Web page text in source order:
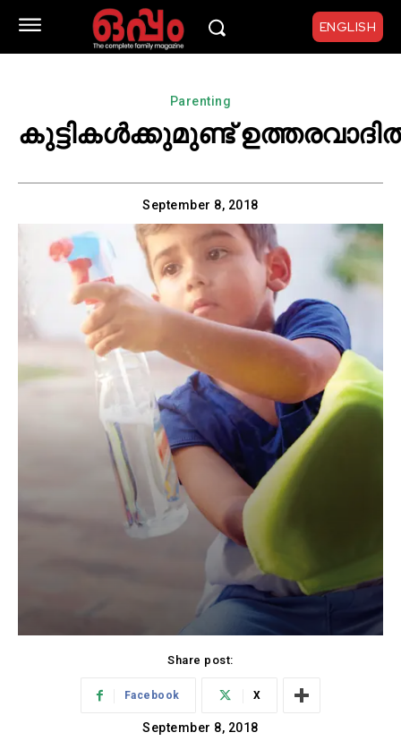
ENGLISH
Parenting
കുട്ടികൾക്കുമുണ്ട്
September 8, 2018
Share post:
Facebook X
September 8, 2018